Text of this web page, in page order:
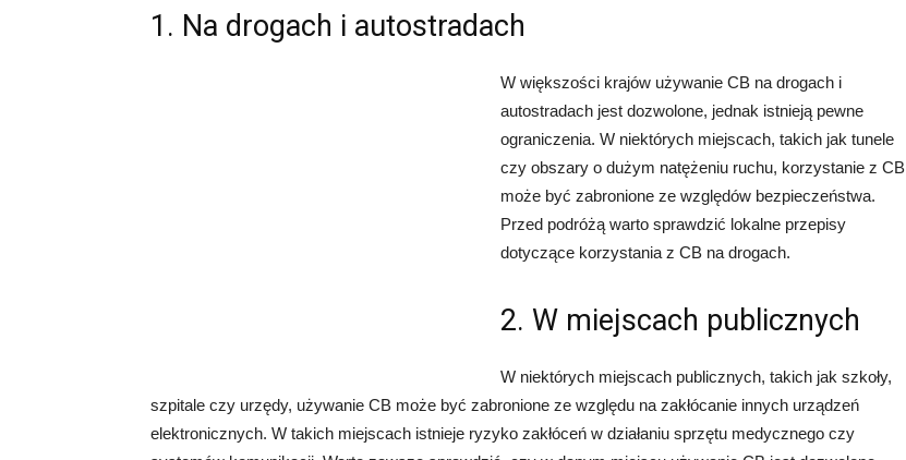
1. Na drogach i autostradach
W większości krajów używanie CB na drogach i
autostradach jest dozwolone, jednak istnieją pewne
ograniczenia. W niektórych miejscach, takich jak tunele
czy obszary o dużym natężeniu ruchu, korzystanie z CB
może być zabronione ze względów bezpieczeństwa.
Przed podróżą warto sprawdzić lokalne przepisy
dotyczące korzystania z CB na drogach.
2. W miejscach publicznych
W niektórych miejscach publicznych, takich jak szkoły,
szpitale czy urzędy, używanie CB może być zabronione ze względu na zakłócanie innych urządzeń
elektronicznych. W takich miejscach istnieje ryzyko zakłóceń w działaniu sprzętu medycznego czy